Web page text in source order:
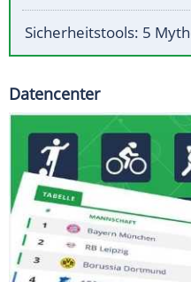
Sicherheitstools: 5
Datencenter